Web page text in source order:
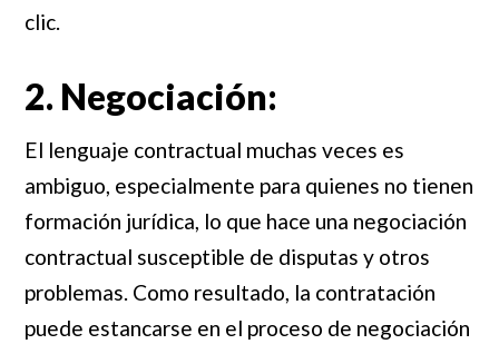
clic.
2. Negociación:
El lenguaje contractual muchas veces es
ambiguo, especialmente para quienes no tienen
formación jurídica, lo que hace una negociación
contractual susceptible de disputas y otros
problemas. Como resultado, la contratación
puede estancarse en el proceso de negociación